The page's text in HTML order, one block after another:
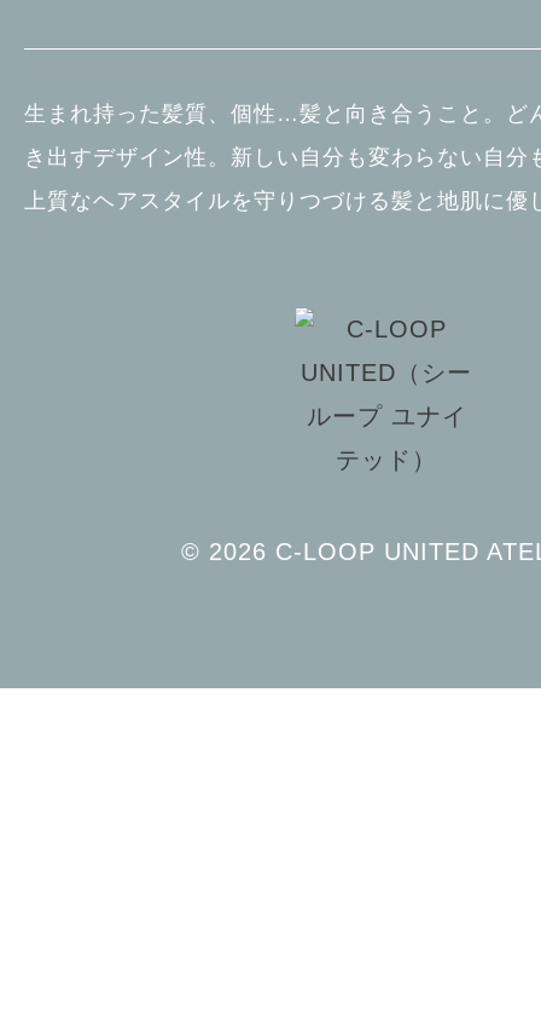
生まれ持った髪質、個性…髪と向き合うこと。ど
き出すデザイン性。新しい自分も変わらない自分
上質なヘアスタイルを守りつづける髪と地肌に優
© 2026 C-LOOP UNITED